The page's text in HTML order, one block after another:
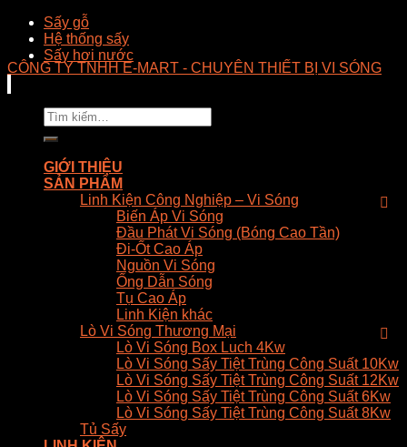
Sấy gỗ
Hệ thống sấy
Sấy hơi nước
CÔNG TY TNHH E-MART - CHUYÊN THIẾT BỊ VI SÓNG
Tìm
kiếm:
GIỚI THIỆU
SẢN PHẨM
Linh Kiện Công Nghiệp – Vi Sóng
Biến Áp Vi Sóng
Đầu Phát Vi Sóng (Bóng Cao Tần)
Đi-Ốt Cao Áp
Nguồn Vi Sóng
Ống Dẫn Sóng
Tụ Cao Áp
Linh Kiện khác
Lò Vi Sóng Thương Mại
Lò Vi Sóng Box Luch 4Kw
Lò Vi Sóng Sấy Tiệt Trùng Công Suất 10Kw
Lò Vi Sóng Sấy Tiệt Trùng Công Suất 12Kw
Lò Vi Sóng Sấy Tiệt Trùng Công Suất 6Kw
Lò Vi Sóng Sấy Tiệt Trùng Công Suất 8Kw
Tủ Sấy